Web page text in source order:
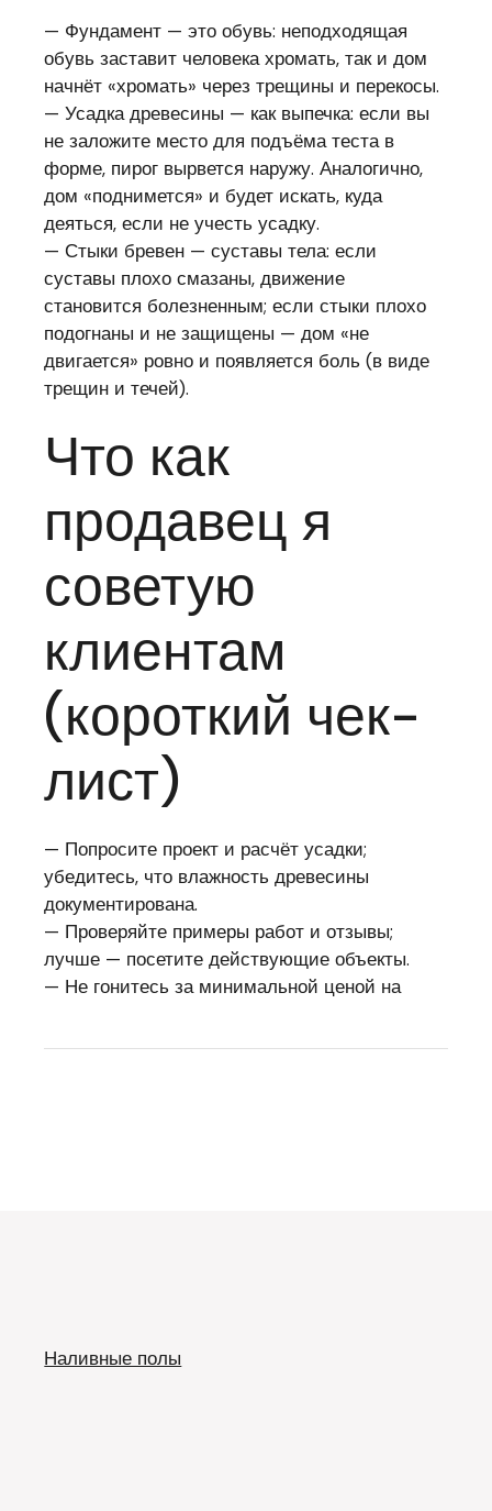
— Фундамент — это обувь: неподходящая
обувь заставит человека хромать, так и дом
начнёт «хромать» через трещины и перекосы.
— Усадка древесины — как выпечка: если вы
не заложите место для подъёма теста в
форме, пирог вырвется наружу. Аналогично,
дом «поднимется» и будет искать, куда
деяться, если не учесть усадку.
— Стыки бревен — суставы тела: если
суставы плохо смазаны, движение
становится болезненным; если стыки плохо
подогнаны и не защищены — дом «не
двигается» ровно и появляется боль (в виде
трещин и течей).
Что как
продавец я
советую
клиентам
(короткий чек-
лист)
— Попросите проект и расчёт усадки;
убедитесь, что влажность древесины
документирована.
— Проверяйте примеры работ и отзывы;
лучше — посетите действующие объекты.
— Не гонитесь за минимальной ценой на
Наливные полы